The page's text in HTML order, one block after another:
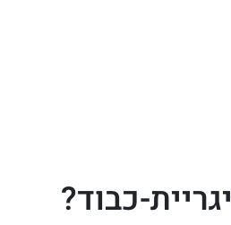
כבוד?